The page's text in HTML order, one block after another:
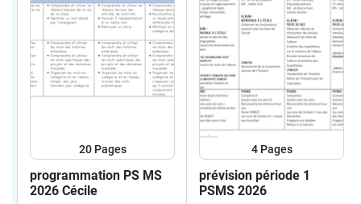
20 Pages
programmation PS MS
2026 Cécile
4 Pages
prévision période 1
PSMS 2026